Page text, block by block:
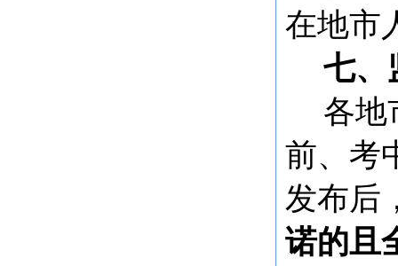
在地市
七、
各地
前、考
发布后
诺的且